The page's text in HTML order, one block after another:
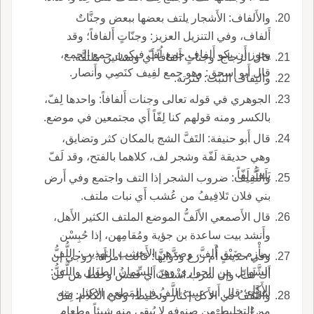
والأَلفاف: الأَشجار يلتف بعضها ببعض وجنَّاتٌ
أَلفاف، وفي التنزيل العزيز: وجنّاتٍ أَلفافاً؛ وقد
يجوز أَن يكو أَلفاف جمع لُفّ فيكون جمع الجمع،
قال أَبو إسحق: وهو جمع لفِيف كنَصِي وأَنصار.
قال الزجاج: وجناتٍ أَلفافاً أَي وبساتين ملتفَّة.
والتِفاف النبْت: كثرته.
الجوهري في قوله تعالى وجنات أَلفافاً: واحدها لِفّ،
بالكسر ومنه قولهم كنا لِفّاً أَي مجتمعين في موضع.
قال أَبو حنيفة: التَفَّ الشج بالمكان كثر وتضايق،
وهي حديقة لَفّة وشجر لف، كلاهما بالفتح، وقد لَفّ
يَلَفُّ لَفّاً.
واللَّفِيف: ضروب الشجر إذا التف واجتمع وفي أَرض
بني فلان تَلافِيفُ من عُشب أَي نبات ملتف.
قال الأَصمعي الأَلَفُّ الموضع الملتف الكثير الأَهل،
وأَنشد بيت ساعدة بن جؤية ومُقامِهن، إذا حُبِسْن
بمأْزم ضَيْقٍ أَلفَّ، وصدَّهنَّ الأَخشب التهذيب: اللُّفُّ
الشَّوابِل من الجواري وهن السِّمانُ الطوال واللَّفُّ:
الأَكل.
وفي حديث أُم زرع وذَواتِها: قالت امرأَة: زوجي إن
أَك لَفّ، وإن شرب اشْتَفّ أَي قَمَش وخلَط من كل
شيء؛ قال أَبو عبيد: اللَّفُ ف المَطعم الإكثار منه
من التخليط من صنوفه لا يُبقي منه شيئاً وطعام
واللَّفَفُ في الأَكل إكثار وتخليط، وفي الكلام: ثِقَل